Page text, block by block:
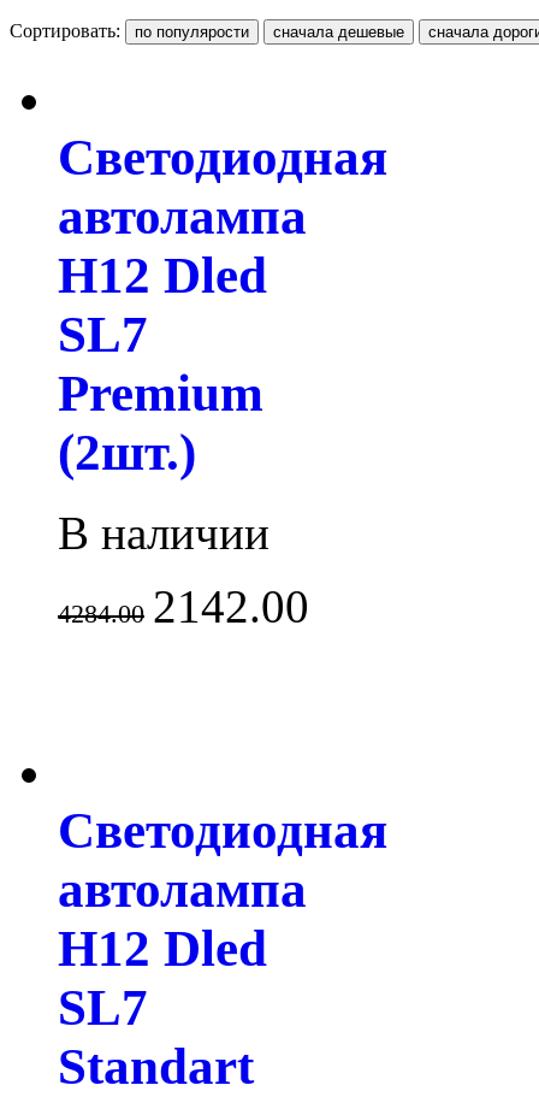
Сортировать:
Светодиодная
автолампа
H12 Dled
SL7
Premium
(2шт.)
В наличии
4284.00 2142.00
Светодиодная
автолампа
H12 Dled
SL7
Standart